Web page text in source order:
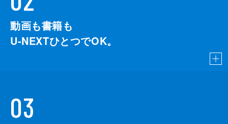
動画も書籍も
U-NEXTひとつでOK。
03